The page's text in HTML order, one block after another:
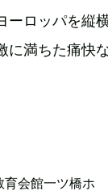
ーロッパを縦
に満ちた痛快
会館一ツ橋ホ